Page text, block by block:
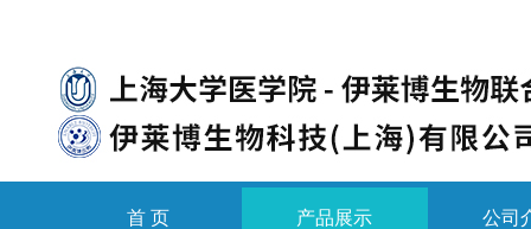
首 页 产品展示 公司